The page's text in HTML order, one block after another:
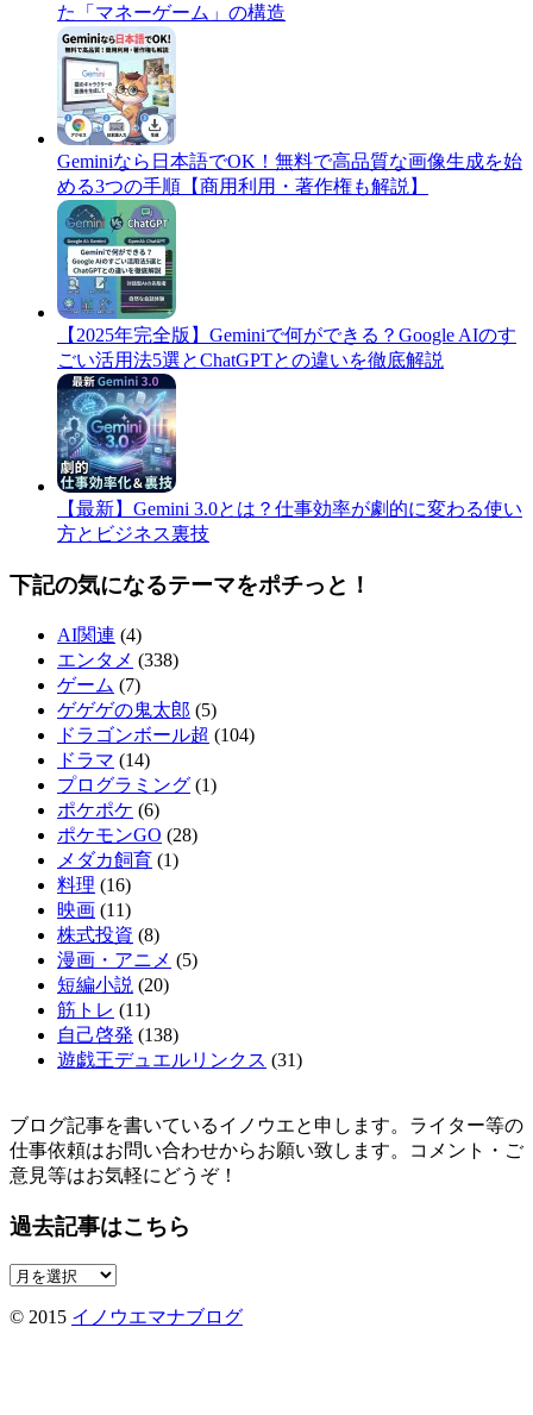
た「マネーゲーム」の構造
Geminiなら日本語でOK！無料で高品質な画像生成を始
める3つの手順【商用利用・著作権も解説】
​【2025年完全版】Geminiで何ができる？Google AIのす
ごい活用法5選とChatGPTとの違いを徹底解説
​【最新】Gemini 3.0とは？仕事効率が劇的に変わる使い
方とビジネス裏技
下記の気になるテーマをポチっと！
AI関連 (4)
エンタメ (338)
ゲーム (7)
ゲゲゲの鬼太郎 (5)
ドラゴンボール超 (104)
ドラマ (14)
プログラミング (1)
ポケポケ (6)
ポケモンGO (28)
メダカ飼育 (1)
料理 (16)
映画 (11)
株式投資 (8)
漫画・アニメ (5)
短編小説 (20)
筋トレ (11)
自己啓発 (138)
遊戯王デュエルリンクス (31)
ブログ記事を書いているイノウエと申します。ライター等の
仕事依頼はお問い合わせからお願い致します。コメント・ご
意見等はお気軽にどうぞ！
過去記事はこちら
過
記
© 2015 イノウエマナブログ